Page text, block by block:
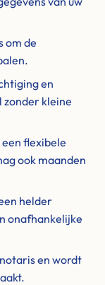
om de
en
zonder kleine
flexibele
ook maanden
helder
onafhankelijke
en wordt